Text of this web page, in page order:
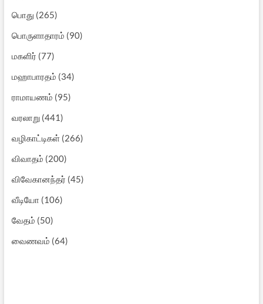
பொது (265)
பொருளாதாரம் (90)
மகளிர் (77)
மஹாபாரதம் (34)
ராமாயணம் (95)
வரலாறு(441)
வழிகாட்டிகள்(266)
விவாதம் (200)
விவேகானந்தர் (45)
வீடியோ (106)
வேதம் (50)
வைணவம் (64)